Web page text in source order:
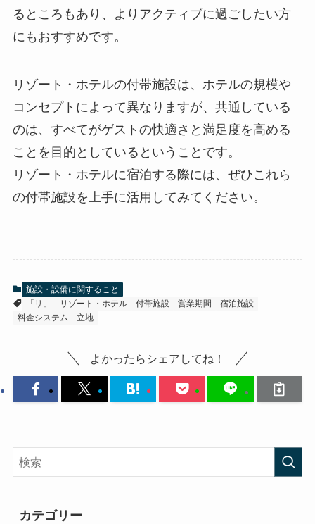
るところもあり、よりアクティブに過ごしたい方
にもおすすめです。
リゾート・ホテルの付帯施設は、ホテルの規模や
コンセプトによって異なりますが、共通している
のは、すべてがゲストの快適さと満足度を高める
ことを目的としているということです。
リゾート・ホテルに宿泊する際には、ぜひこれら
の付帯施設を上手に活用してみてください。
施設・設備に関すること
「リ」
リゾート・ホテル 付帯施設 営業期間
宿泊施設
料金システム
立地
よかったらシェアしてね！
カテゴリー